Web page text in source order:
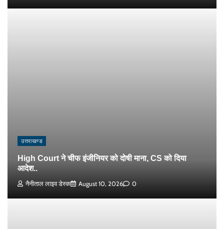
उत्तराखण्ड
High Court ने चीफ इंजीनियर को दोषी माना, CS को दिया
आदेश..
नैनीताल लाइव डेस्क August 10, 2026 0